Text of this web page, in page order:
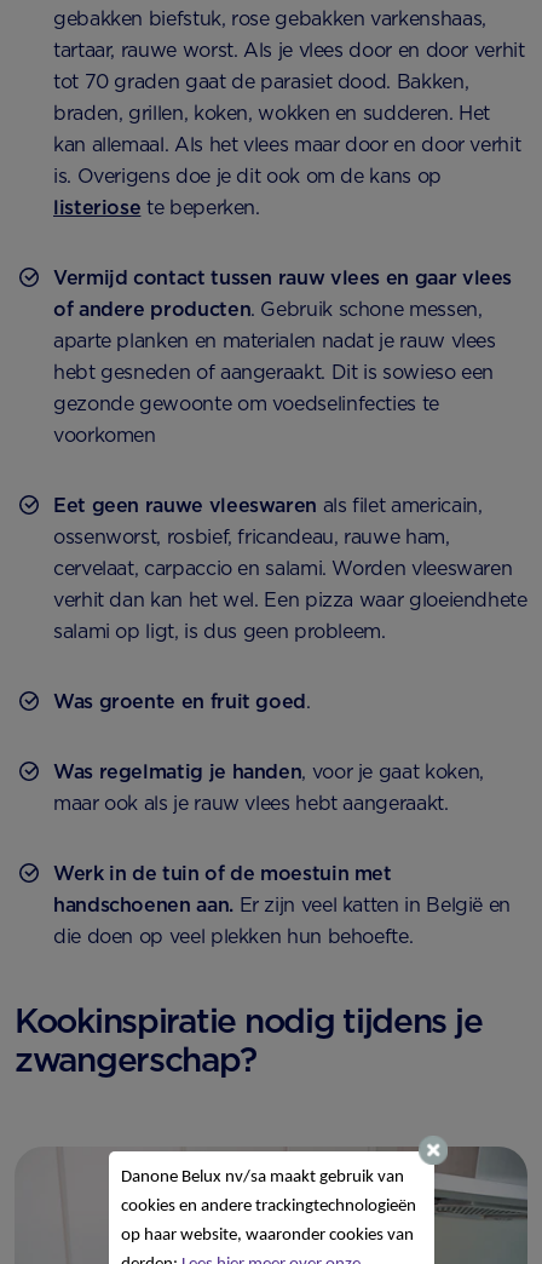
gebakken biefstuk, rose gebakken varkenshaas,
tartaar, rauwe worst. Als je vlees door en door verhit
tot 70 graden gaat de parasiet dood. Bakken,
braden, grillen, koken, wokken en sudderen. Het
kan allemaal. Als het vlees maar door en door verhit
is. Overigens doe je dit ook om de kans op
listeriose te beperken.
Vermijd contact tussen rauw vlees en gaar vlees
of andere producten. Gebruik schone messen,
aparte planken en materialen nadat je rauw vlees
hebt gesneden of aangeraakt. Dit is sowieso een
gezonde gewoonte om voedselinfecties te
voorkomen
Eet geen rauwe vleeswaren als filet americain,
ossenworst, rosbief, fricandeau, rauwe ham,
cervelaat, carpaccio en salami. Worden vleeswaren
verhit dan kan het wel. Een pizza waar gloeiendhete
salami op ligt, is dus geen probleem.
Was groente en fruit goed.
Was regelmatig je handen, voor je gaat koken,
maar ook als je rauw vlees hebt aangeraakt.
Werk in de tuin of de moestuin met
handschoenen aan. Er zijn veel katten in België en
die doen op veel plekken hun behoefte.
Kookinspiratie nodig tijdens je
zwangerschap?
Danone Belux nv/sa maakt gebruik van
cookies en andere trackingtechnologieën
op haar website, waaronder cookies van